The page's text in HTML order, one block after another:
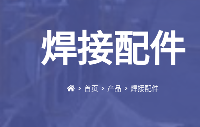
焊接配件
首页 产品 焊接配件